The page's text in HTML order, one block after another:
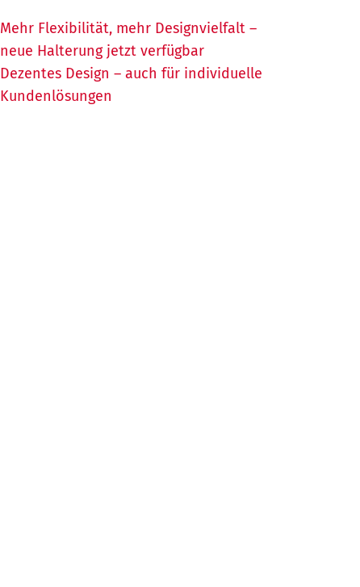
Mehr Flexibilität, mehr Designvielfalt –
neue Halterung jetzt verfügbar
Dezentes Design – auch für individuelle
Kundenlösungen